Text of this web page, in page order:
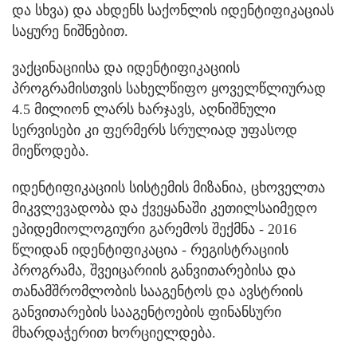
და სხვა) და ახდენს საქონლის იდენტიფიკაციას
საყურე ნიშნებით.
ვაქცინაციისა და იდენტიფიკაციის
პროგრამისთვის სახელწიფო ყოველწლიურად
4.5 მილიონ ლარს ხარჯავს, აღნიშნული
სერვისები კი ფერმერს სრულიად უფასოდ
მიეწოდება.
იდენტიფიკაციის სისტემის მიზანია, ცხოველთა
მიკვლევადობა და ქვეყანაში კეთილსაიმედო
ეპიდემიოლოგიური გარემოს შექმნა - 2016
წლიდან იდენტიფიკაცია - რეგისტრაციის
პროგრამა, შვეიცარიის განვითარებისა და
თანამშრომლობის სააგენტოს და ავსტრიის
განვითარების სააგენტოების ფინანსური
მხარდაჭერით ხორციელდება.